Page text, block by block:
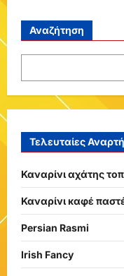
Αναζήτηση
Τελευταίες
Καναρίνι αχάτης
Καναρίνι καφέ
Persian Rasmi
Irish Fancy